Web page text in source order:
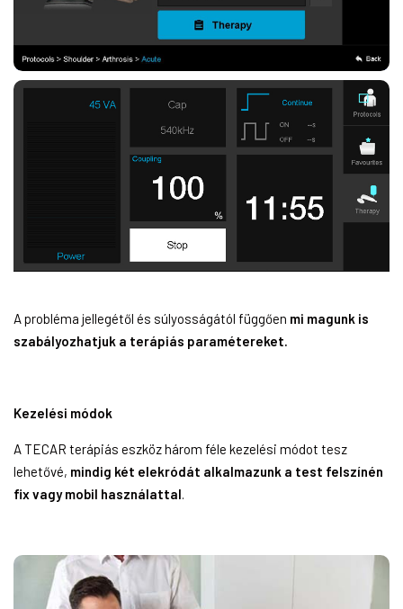
A probléma jellegétől és súlyosságától függően mi magunk is
szabályozhatjuk a terápiás paramétereket.
Kezelési módok
A TECAR terápiás eszköz három féle kezelési módot tesz
lehetővé, mindig két elekródát alkalmazunk a test felszínén
fix vagy mobil használattal.